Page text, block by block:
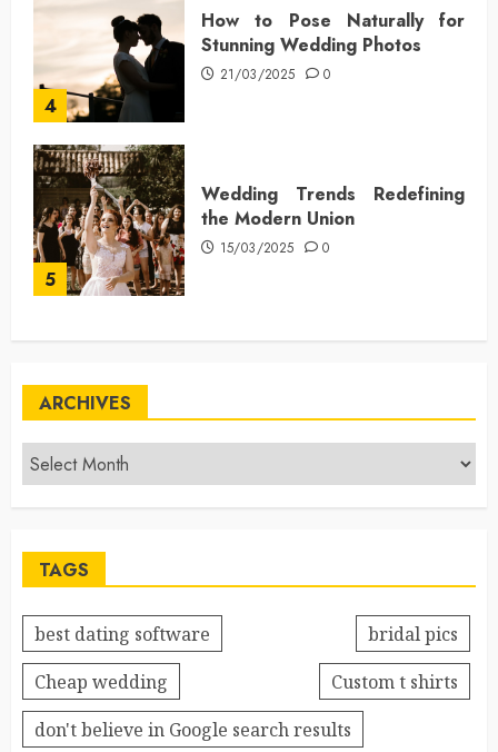
4
How to Pose Naturally for
Stunning Wedding Photos
21/03/2025 0
5
Wedding Trends Redefining
the Modern Union
15/03/2025 0
ARCHIVES
TAGS
best dating software
bridal pics
Cheap wedding
Custom t shirts
don't believe in Google search results